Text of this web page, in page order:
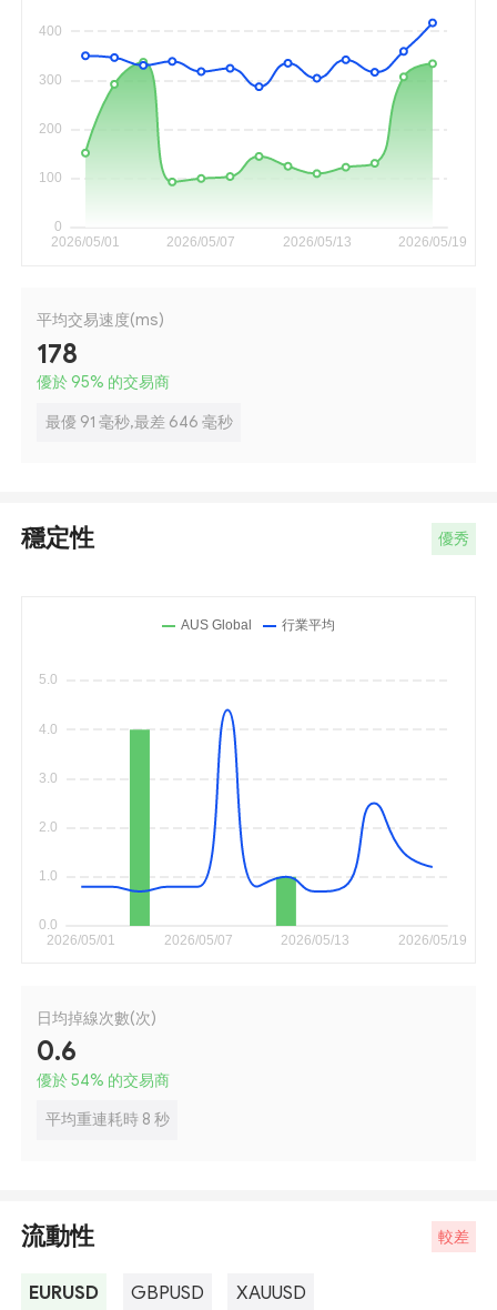
平均交易速度(ms)
178
優於 95% 的交易商
最優 91 毫秒,最差 646 毫秒
穩定性 優秀
日均掉線次數(次)
0.6
優於 54% 的交易商
平均重連耗時 8 秒
流動性 較差
EURUSD GBPUSD XAUUSD